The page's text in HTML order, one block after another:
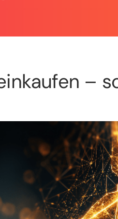
–